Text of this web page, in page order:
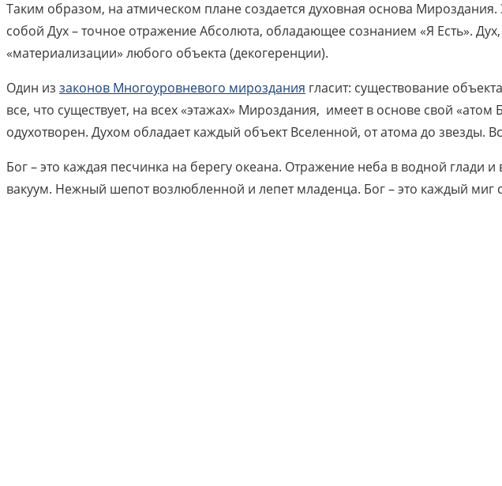
Таким образом, на атмическом плане создается духовная основа
собой Дух – точное отражение Абсолюта, обладающее сознанием «Я Есть».
«материализации» любого объекта (декогеренции).
Один из законов Многоуровневого мироздания гласит: существование
все, что существует, на всех «этажах» Мироздания, имеет в основе свой
одухотворен. Духом обладает каждый объект Вселенной, от атома до звезды.
Бог – это каждая песчинка на берегу океана. Отражение неба в водной
вакуум. Нежный шепот возлюбленной и лепет младенца. Бог – это каждый миг